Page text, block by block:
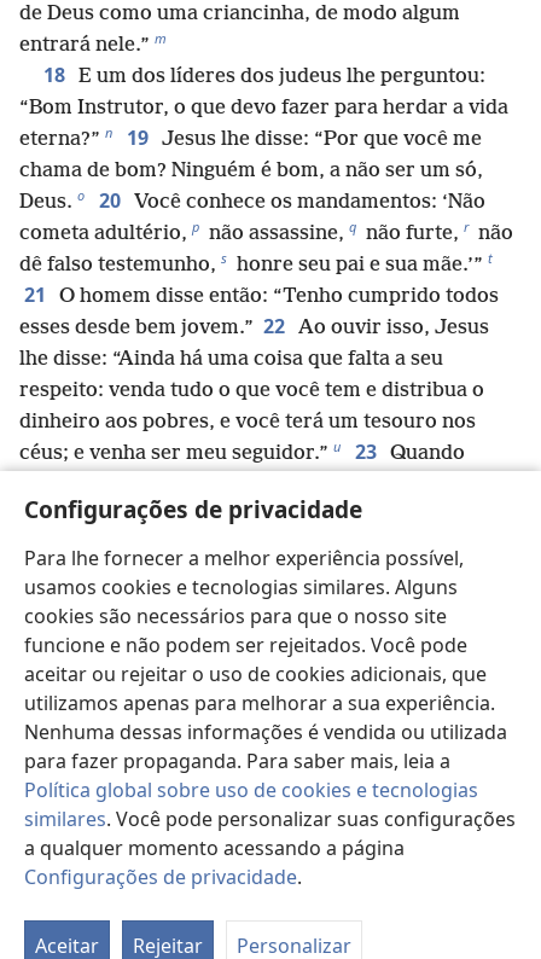
Configurações de privacidade
Para lhe fornecer a melhor experiência possível,
usamos cookies e tecnologias similares. Alguns
cookies são necessários para que o nosso site
funcione e não podem ser rejeitados. Você pode
aceitar ou rejeitar o uso de cookies adicionais, que
utilizamos apenas para melhorar a sua experiência.
Nenhuma dessas informações é vendida ou utilizada
para fazer propaganda. Para saber mais, leia a
Política global sobre uso de cookies e tecnologias
similares. Você pode personalizar suas configurações
a qualquer momento acessando a página
Configurações de privacidade.
Aceitar Rejeitar Personalizar
de Deus como uma criancinha, de modo algum
entrará nele.” m
18 E um dos líderes dos judeus lhe perguntou:
“Bom Instrutor, o que devo fazer para herdar a vida
eterna?” n 19 Jesus lhe disse: “Por que você me
chama de bom? Ninguém é bom, a não ser um só,
Deus. o 20 Você conhece os mandamentos: ‘Não
cometa adultério, p não assassine, q não furte, r não
dê falso testemunho, s honre seu pai e sua mãe.’” t
21
O homem disse então: “Tenho cumprido todos
esses desde bem jovem.” 22 Ao ouvir isso, Jesus
lhe disse: “Ainda há uma coisa que falta a seu
respeito: venda tudo o que você tem e distribua o
dinheiro aos pobres, e você terá um tesouro nos
céus; e venha ser meu seguidor.” u 23 Quando
era muito rico. v
Jesus olhou para ele e disse: “Como será
difícil para os que têm dinheiro entrar no Reino de
Deus!
25 De fato, é mais fácil um camelo passar
pelo buraco de uma agulha de costura, do que um
rico entrar no Reino de Deus.” x 26 Os que ouviram
isso disseram: “Quem é que pode ser salvo?” y 27
Ele disse: “As coisas impossíveis para os homens são
possíveis para Deus.” z 28 Mas Pedro disse: “Veja,
deixamos tudo que tínhamos e seguimos o senhor.”
29 Ele lhes disse: “Eu lhes garanto: Não há ninguém
que tenha deixado casa, esposa, irmãos, pais ou
filhos por causa do Reino de Deus
receba muitas vezes mais neste tempo
c